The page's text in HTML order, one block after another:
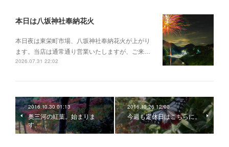
本日は八坂神社奉納花火
本日夜は東栄町市場、八坂神社奉納花火が上がり
ます。当店は通常通り営業いたしますが、ご来…
2026.07.31 22:02
2016.10.30 01:13
奥三河の紅葉。始まりま
す。
2016.10.26 12:00
今週も定休日はこちらに。